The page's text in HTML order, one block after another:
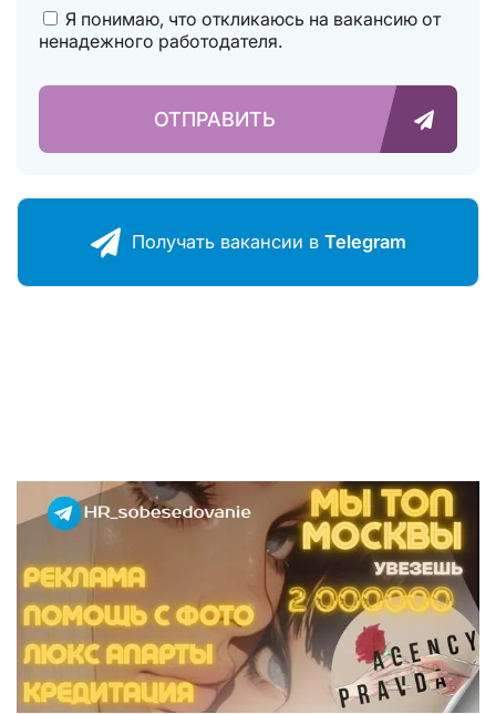
Я понимаю, что откликаюсь на вакансию от
ненадежного работодателя.
ОТПРАВИТЬ
Получать ваканcии в Telegram